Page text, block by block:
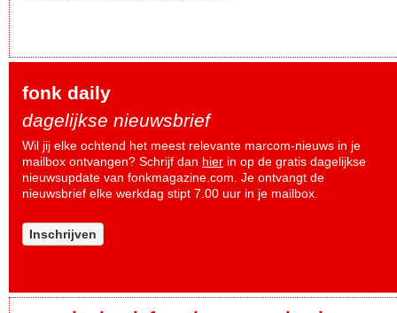
fonk daily
dagelijkse nieuwsbrief
Wil jij elke ochtend het meest relevante marcom-nieuws in je
mailbox ontvangen? Schrijf dan hier in op de gratis dagelijkse
nieuwsupdate van fonkmagazine.com. Je ontvangt de
nieuwsbrief elke werkdag stipt 7.00 uur in je mailbox.
Inschrijven